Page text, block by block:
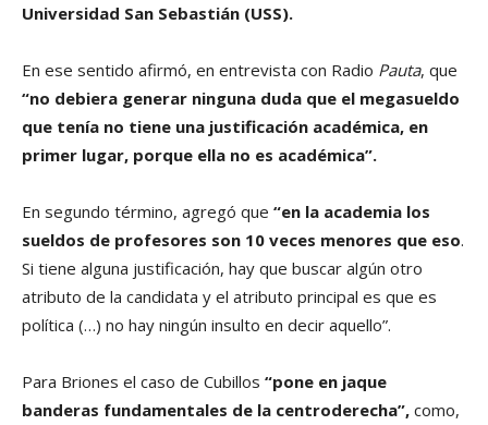
Universidad San Sebastián (USS).
En ese sentido afirmó, en entrevista con Radio Pauta, que
“no debiera generar ninguna duda que el megasueldo
que tenía no tiene una justificación académica, en
primer lugar, porque ella no es académica”.
En segundo término, agregó que “en la academia los
sueldos de profesores son 10 veces menores que eso.
Si tiene alguna justificación, hay que buscar algún otro
atributo de la candidata y el atributo principal es que es
política (…) no hay ningún insulto en decir aquello”.
Para Briones el caso de Cubillos “pone en jaque
banderas fundamentales de la centroderecha”, como,